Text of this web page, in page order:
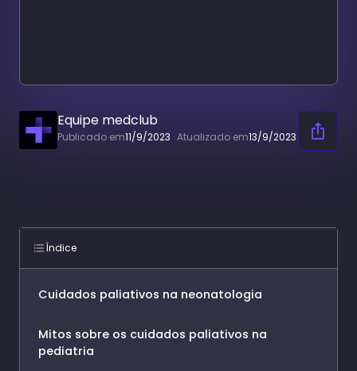
Equipe medclub
Publicado em11/9/2023 ·Atualizado em13/9/2023
Índice
Cuidados paliativos na neonatologia
Mitos sobre os cuidados paliativos na
pediatria